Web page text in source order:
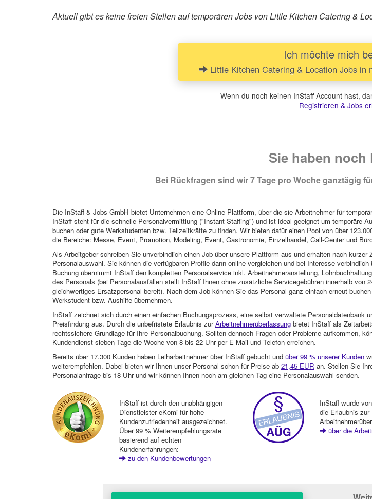
Aktuell gibt es keine freien Stellen auf temporären Jobs von Little Kitchen Catering &
Ich möchte mich
Little Kitchen Catering & Location Jobs in
Wenn du noch keinen InStaff Account hast,
Registrieren & Jobs
Sie haben noch
Bei Rückfragen sind wir 7 Tage pro Woche ganztägig
Die InStaff & Jobs GmbH bietet Unternehmen eine Online Plattform, über die sie Arbeitnehmer für
InStaff steht für die schnelle Personalvermittlung ("Instant Staffing") und ist ideal geeignet um temporäre
buchen oder gute Werkstudenten bzw. Teilzeitkräfte zu finden. Wir bieten dafür einen Pool von über
die Bereiche: Messe, Event, Promotion, Modeling, Event, Gastronomie, Einzelhandel, Call-Center und
Als Arbeitgeber schreiben Sie unverbindlich einen Job über unsere Plattform aus und erhalten nach kurzer
Personalauswahl. Sie können die verfügbaren Profile dann online vergleichen und bei Interesse
Buchung übernimmt InStaff den kompletten Personalservice inkl. Arbeitnehmeranstellung,
des Personals (bei Personalausfällen stellt InStaff Ihnen ohne zusätzliche Servicegebühren innerhalb von
gleichwertiges Ersatzpersonal bereit). Nach dem Job können Sie das Personal ganz einfach erneut
Werkstudent bzw. Aushilfe übernehmen.
InStaff zeichnet sich durch einen einfachen Buchungsprozess, eine selbst verwaltete Personaldatenbank
Preisfindung aus. Durch die unbefristete Erlaubnis zurArbeitnehmerüberlassung bietet InStaff als
rechtssichere Grundlage für Ihre Personalbuchung. Sollten dennoch Fragen oder Probleme aufkommen,
Kundendienst sieben Tage die Woche von 8 bis 22 Uhr per E-Mail und Telefon erreichen.
Bereits über 17.300 Kunden haben Leiharbeitnehmer über InStaff gebucht und über 99 % unserer Kunden
weiterempfehlen. Dabei bieten wir Ihnen unser Personal schon für Preise ab 21,45 EUR an. Stellen Sie
Personalanfrage bis 18 Uhr und wir können Ihnen noch am gleichen Tag eine Personalauswahl senden.
InStaff ist durch den unabhängigen
Dienstleister eKomi für hohe
Kundenzufriedenheit ausgezeichnet.
Über 99 % Weiterempfehlungsrate
basierend auf echten
Kundenerfahrungen:
zu den Kundenbewertungen
InStaff wurde
die Erlaubnis zur
über die